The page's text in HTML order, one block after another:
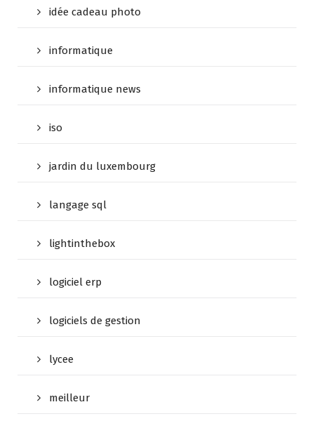
idée cadeau photo
informatique
informatique news
iso
jardin du luxembourg
langage sql
lightinthebox
logiciel erp
logiciels de gestion
lycee
meilleur